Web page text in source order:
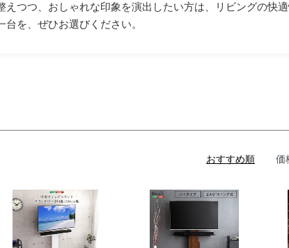
えつつ、おしゃれな印象を演出したい方は、リビングの快
台を、ぜひお選びください。
おすすめ順 価